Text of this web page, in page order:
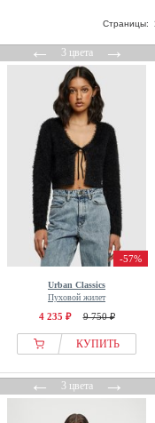
Страницы:
←3 цвета→
-57%
Urban Classics
Пуховой жилет
4 235 ₽ 9 750 ₽
КУПИТЬ
←3 цвета→